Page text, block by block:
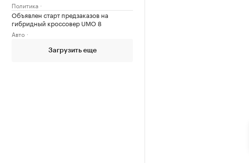
Политика
Объявлен старт предзаказов на
гибридный кроссовер UMO 8
Авто
Загрузить еще